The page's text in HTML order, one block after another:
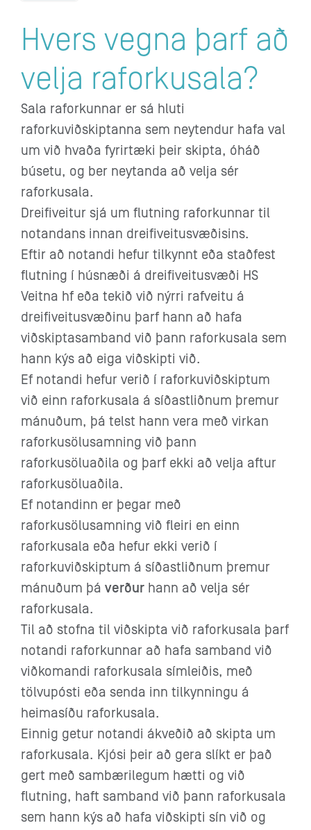
Hvers vegna þarf að
velja raforkusala?
Sala raforkunnar er sá hluti
raforkuviðskiptanna sem neytendur hafa val
um við hvaða fyrirtæki þeir skipta, óháð
búsetu, og ber neytanda að velja sér
raforkusala.
Dreifiveitur sjá um flutning raforkunnar til
notandans innan dreifiveitusvæðisins.
Eftir að notandi hefur tilkynnt eða staðfest
flutning í húsnæði á dreifiveitusvæði HS
Veitna hf eða tekið við nýrri rafveitu á
dreifiveitusvæðinu þarf hann að hafa
viðskiptasamband við þann raforkusala sem
hann kýs að eiga viðskipti við.
Ef notandi hefur verið í raforkuviðskiptum
við einn raforkusala á síðastliðnum þremur
mánuðum, þá telst hann vera með virkan
raforkusölusamning við þann
raforkusöluaðila og þarf ekki að velja aftur
raforkusöluaðila.
Ef notandinn er þegar með
raforkusölusamning við fleiri en einn
raforkusala eða hefur ekki verið í
raforkuviðskiptum á síðastliðnum þremur
mánuðum þá verður hann að velja sér
raforkusala.
Til að stofna til viðskipta við raforkusala þarf
notandi raforkunnar að hafa samband við
viðkomandi raforkusala símleiðis, með
tölvupósti eða senda inn tilkynningu á
heimasíðu raforkusala.
Einnig getur notandi ákveðið að skipta um
raforkusala. Kjósi þeir að gera slíkt er það
gert með sambærilegum hætti og við
flutning, haft samband við þann raforkusala
sem hann kýs að hafa viðskipti sín við og